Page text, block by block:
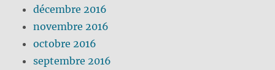
décembre 2016
novembre 2016
octobre 2016
septembre 2016